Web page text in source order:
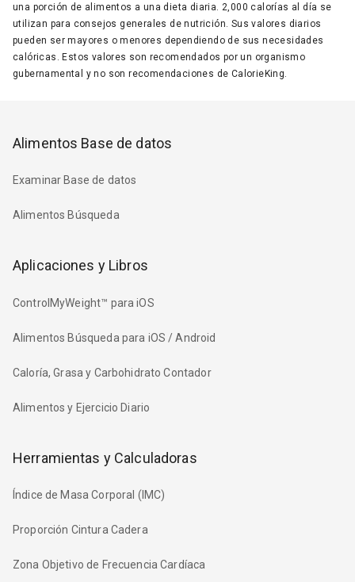
una porción de alimentos a una dieta diaria. 2,000 calorías al día se
utilizan para consejos generales de nutrición. Sus valores diarios
pueden ser mayores o menores dependiendo de sus necesidades
calóricas. Estos valores son recomendados por un organismo
gubernamental y no son recomendaciones de CalorieKing.
Alimentos Base de datos
Examinar Base de datos
Alimentos Búsqueda
Aplicaciones y Libros
ControlMyWeight™ para iOS
Alimentos Búsqueda para iOS / Android
Caloría, Grasa y Carbohidrato Contador
Alimentos y Ejercicio Diario
Herramientas y Calculadoras
Índice de Masa Corporal (IMC)
Proporción Cintura Cadera
Zona Objetivo de Frecuencia Cardíaca